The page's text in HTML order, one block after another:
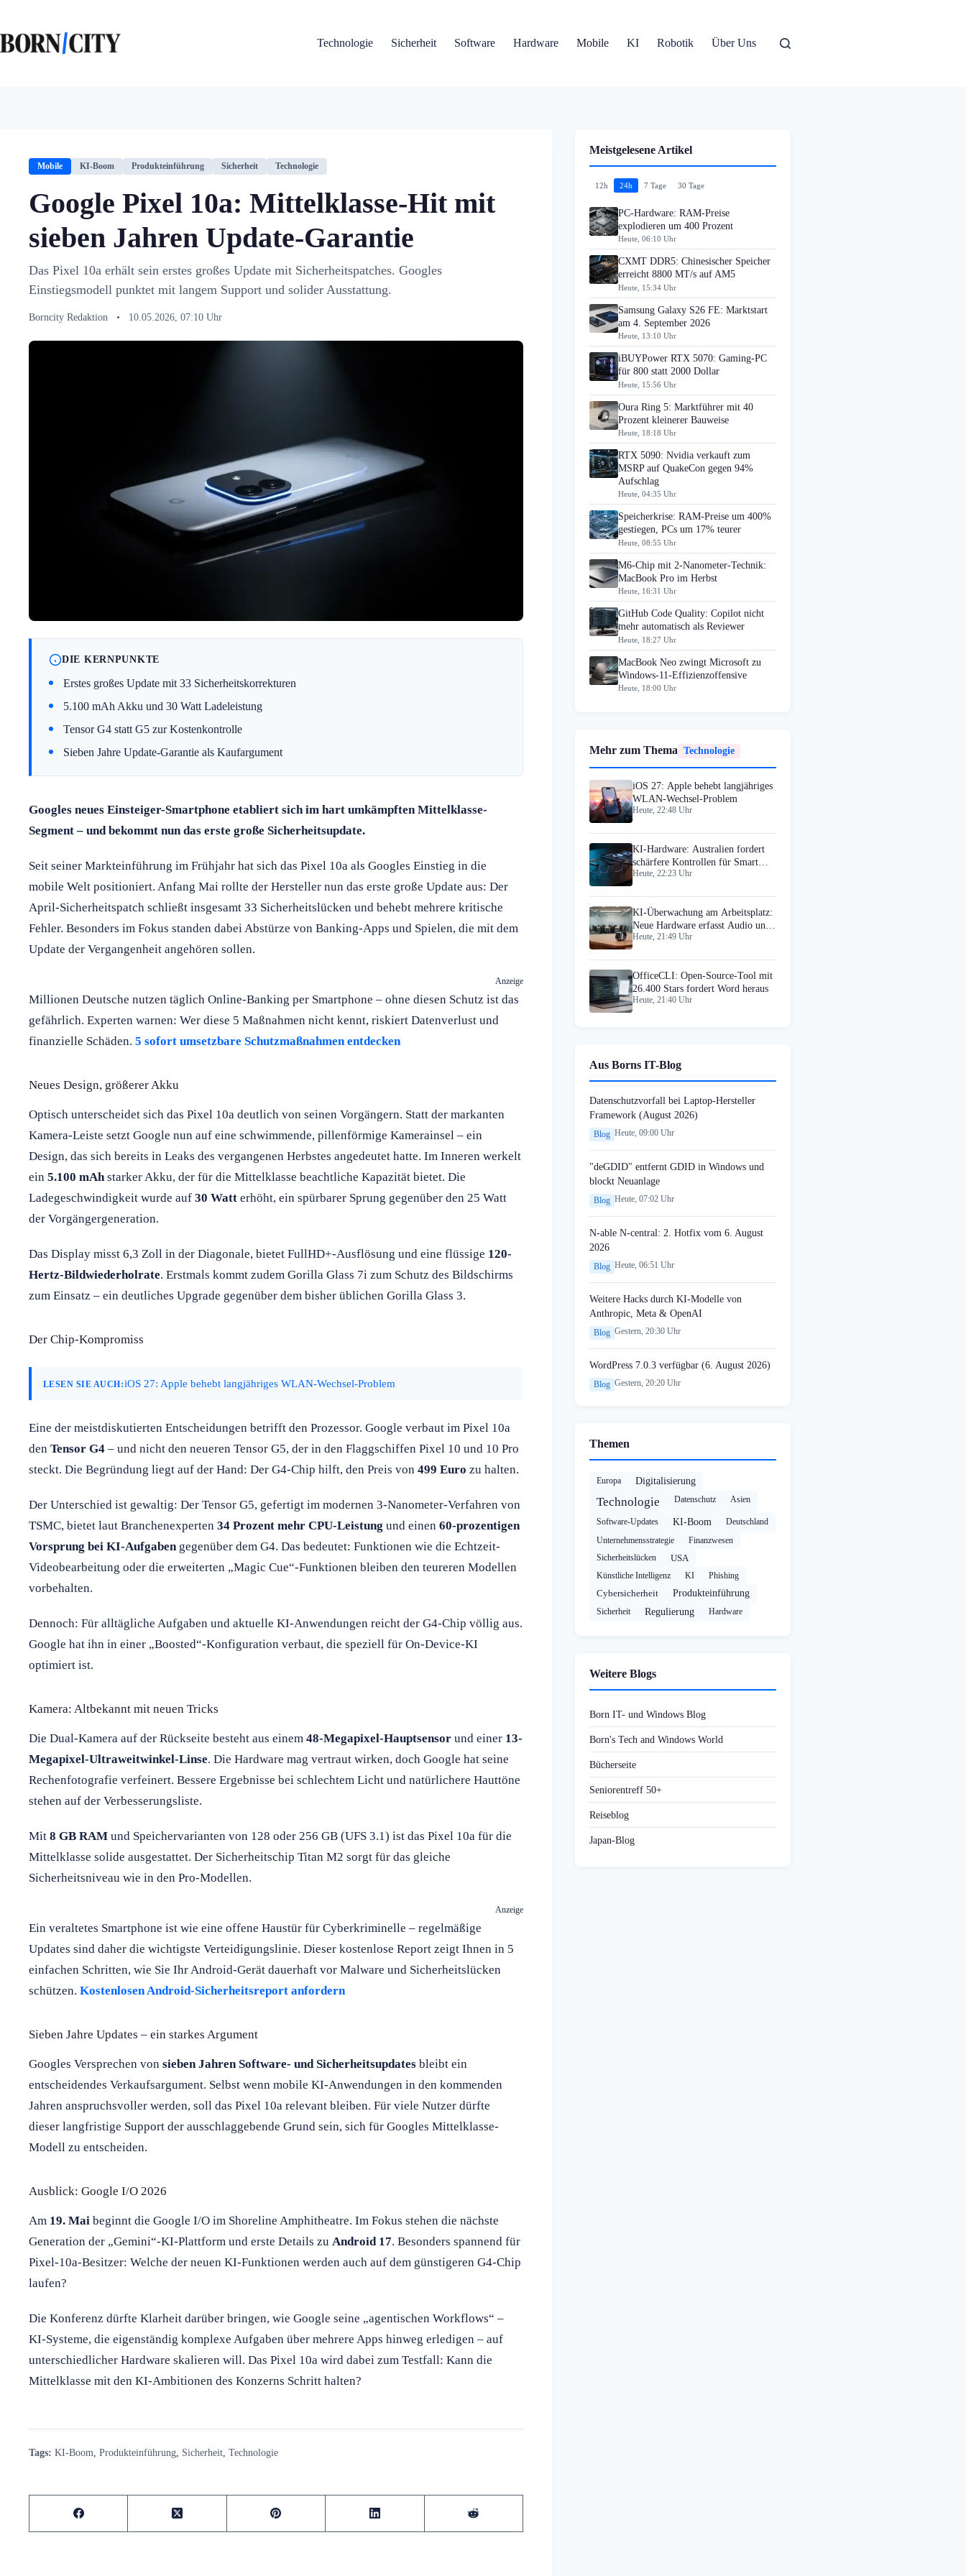
springen
Technologie
Sicherheit Software Hardware Mobile KI Robotik Über Uns
Mobile KI-Boom Produkteinführung Sicherheit Technologie
Google Pixel 10a: Mittelklasse-Hit mit
sieben Jahren Update-Garantie
Das Pixel 10a erhält sein erstes großes Update mit Sicherheitspatches. Googles
Einstiegsmodell punktet mit langem Support und solider Ausstattung.
Borncity Redaktion • 10.05.2026, 07:10 Uhr
DIE KERNPUNKTE
Erstes großes Update mit 33 Sicherheitskorrekturen
5.100 mAh Akku und 30 Watt Ladeleistung
Tensor G4 statt G5 zur Kostenkontrolle
Sieben Jahre Update-Garantie als Kaufargument
Googles neues Einsteiger-Smartphone etabliert sich im hart umkämpften Mittelklasse-
Segment – und bekommt nun das erste große Sicherheitsupdate.
Seit seiner Markteinführung im Frühjahr hat sich das Pixel 10a als Googles Einstieg in die
mobile Welt positioniert. Anfang Mai rollte der Hersteller nun das erste große Update aus: Der
April-Sicherheitspatch schließt insgesamt 33 Sicherheitslücken und behebt mehrere kritische
Fehler. Besonders im Fokus standen dabei Abstürze von Banking-Apps und Spielen, die mit dem
Update der Vergangenheit angehören sollen.
Anzeige
Millionen Deutsche nutzen täglich Online-Banking per Smartphone – ohne diesen Schutz ist das
gefährlich. Experten warnen: Wer diese 5 Maßnahmen nicht kennt, riskiert Datenverlust und
finanzielle Schäden. 5 sofort umsetzbare Schutzmaßnahmen entdecken
Neues Design, größerer Akku
Optisch unterscheidet sich das Pixel 10a deutlich von seinen Vorgängern. Statt der markanten
Kamera-Leiste setzt Google nun auf eine schwimmende, pillenförmige Kamerainsel – ein
Design, das sich bereits in Leaks des vergangenen Herbstes angedeutet hatte. Im Inneren werkelt
ein 5.100 mAh starker Akku, der für die Mittelklasse beachtliche Kapazität bietet. Die
Ladegeschwindigkeit wurde auf 30 Watt erhöht, ein spürbarer Sprung gegenüber den 25 Watt
der Vorgängergeneration.
Das Display misst 6,3 Zoll in der Diagonale, bietet FullHD+-Ausflösung und eine flüssige 120-
Hertz-Bildwiederholrate. Erstmals kommt zudem Gorilla Glass 7i zum Schutz des Bildschirms
zum Einsatz – ein deutliches Upgrade gegenüber dem bisher üblichen Gorilla Glass 3.
Der Chip-Kompromiss
LESEN SIE AUCH:iOS 27: Apple behebt langjähriges WLAN-Wechsel-Problem
Eine der meistdiskutierten Entscheidungen betrifft den Prozessor. Google verbaut im Pixel 10a
den Tensor G4 – und nicht den neueren Tensor G5, der in den Flaggschiffen Pixel 10 und 10 Pro
steckt. Die Begründung liegt auf der Hand: Der G4-Chip hilft, den Preis von 499 Euro zu halten.
Der Unterschied ist gewaltig: Der Tensor G5, gefertigt im modernen 3-Nanometer-Verfahren von
TSMC, bietet laut Branchenexperten 34 Prozent mehr CPU-Leistung und einen 60-prozentigen
Vorsprung bei KI-Aufgaben gegenüber dem G4. Das bedeutet: Funktionen wie die Echtzeit-
Videobearbeitung oder die erweiterten „Magic Cue“-Funktionen bleiben den teureren Modellen
vorbehalten.
Dennoch: Für alltägliche Aufgaben und aktuelle KI-Anwendungen reicht der G4-Chip völlig aus.
Google hat ihn in einer „Boosted“-Konfiguration verbaut, die speziell für On-Device-KI
optimiert ist.
Kamera: Altbekannt mit neuen Tricks
Die Dual-Kamera auf der Rückseite besteht aus einem 48-Megapixel-Hauptsensor und einer 13-
Megapixel-Ultraweitwinkel-Linse. Die Hardware mag vertraut wirken, doch Google hat seine
Rechenfotografie verfeinert. Bessere Ergebnisse bei schlechtem Licht und natürlichere Hauttöne
stehen auf der Verbesserungsliste.
Mit 8 GB RAM und Speichervarianten von 128 oder 256 GB (UFS 3.1) ist das Pixel 10a für die
Mittelklasse solide ausgestattet. Der Sicherheitschip Titan M2 sorgt für das gleiche
Sicherheitsniveau wie in den Pro-Modellen.
Anzeige
Ein veraltetes Smartphone ist wie eine offene Haustür für Cyberkriminelle – regelmäßige
Updates sind daher die wichtigste Verteidigungslinie. Dieser kostenlose Report zeigt Ihnen in 5
einfachen Schritten, wie Sie Ihr Android-Gerät dauerhaft vor Malware und Sicherheitslücken
schützen. Kostenlosen Android-Sicherheitsreport anfordern
Sieben Jahre Updates – ein starkes Argument
Googles Versprechen von sieben Jahren Software- und Sicherheitsupdates bleibt ein
entscheidendes Verkaufsargument. Selbst wenn mobile KI-Anwendungen in den kommenden
Jahren anspruchsvoller werden, soll das Pixel 10a relevant bleiben. Für viele Nutzer dürfte
dieser langfristige Support der ausschlaggebende Grund sein, sich für Googles Mittelklasse-
Modell zu entscheiden.
Ausblick: Google I/O 2026
Am 19. Mai beginnt die Google I/O im Shoreline Amphitheatre. Im Fokus stehen die nächste
Generation der „Gemini“-KI-Plattform und erste Details zu Android 17. Besonders spannend für
Pixel-10a-Besitzer: Welche der neuen KI-Funktionen werden auch auf dem günstigeren G4-Chip
laufen?
Die Konferenz dürfte Klarheit darüber bringen, wie Google seine „agentischen Workflows“ –
KI-Systeme, die eigenständig komplexe Aufgaben über mehrere Apps hinweg erledigen – auf
unterschiedlicher Hardware skalieren will. Das Pixel 10a wird dabei zum Testfall: Kann die
Mittelklasse mit den KI-Ambitionen des Konzerns Schritt halten?
Tags: KI-Boom Produkteinführung Sicherheit Technologie
Meistgelesene Artikel
12h 24h 7 Tage 30 Tage
PC-Hardware: RAM-Preise
explodieren um 400 Prozent
Heute, 06:10 Uhr
CXMT DDR5: Chinesischer Speicher
erreicht 8800 MT/s auf AM5
Heute, 15:34 Uhr
Samsung Galaxy S26 FE: Marktstart
am 4. September 2026
Heute, 13:10 Uhr
iBUYPower RTX 5070: Gaming-PC
für 800 statt 2000 Dollar
Heute, 15:56 Uhr
Oura Ring 5: Marktführer mit 40
Prozent kleinerer Bauweise
Heute, 18:18 Uhr
RTX 5090: Nvidia verkauft zum
MSRP auf QuakeCon gegen 94%
Aufschlag
Heute, 04:35 Uhr
Speicherkrise: RAM-Preise um 400%
gestiegen, PCs um 17% teurer
Heute, 08:55 Uhr
M6-Chip mit 2-Nanometer-Technik:
MacBook Pro im Herbst
Heute, 16:31 Uhr
GitHub Code Quality: Copilot nicht
mehr automatisch als Reviewer
Heute, 18:27 Uhr
MacBook Neo zwingt Microsoft zu
Windows-11-Effizienzoffensive
Heute, 18:00 Uhr
Mehr zum Thema Technologie
iOS 27: Apple behebt langjähriges
WLAN-Wechsel-Problem
Heute, 22:48 Uhr
KI-Hardware: Australien fordert
schärfere Kontrollen für Smart
Glasses
Heute, 22:23 Uhr
KI-Überwachung am Arbeitsplatz:
Neue Hardware erfasst Audio und
Video
Heute, 21:49 Uhr
OfficeCLI: Open-Source-Tool mit
26.400 Stars fordert Word heraus
Heute, 21:40 Uhr
Aus Borns IT-Blog
Datenschutzvorfall bei Laptop-Hersteller
Framework (August 2026)
Blog Heute, 09:00 Uhr
"deGDID" entfernt GDID in Windows und
blockt Neuanlage
Blog Heute, 07:02 Uhr
N-able N-central: 2. Hotfix vom 6. August
2026
Blog Heute, 06:51 Uhr
Weitere Hacks durch KI-Modelle von
Anthropic, Meta & OpenAI
Blog Gestern, 20:30 Uhr
WordPress 7.0.3 verfügbar (6. August 2026)
Blog Gestern, 20:20 Uhr
Themen
Europa Digitalisierung
Technologie Datenschutz Asien
Software-Updates KI-Boom
Deutschland
Unternehmensstrategie
Finanzwesen
Sicherheitslücken
USA
Künstliche Intelligenz KI Phishing
Cybersicherheit Produkteinführung
Sicherheit Regulierung Hardware
Weitere Blogs
Born IT- und Windows Blog
Born's Tech and Windows World
Bücherseite
Seniorentreff 50+
Reiseblog
Japan-Blog